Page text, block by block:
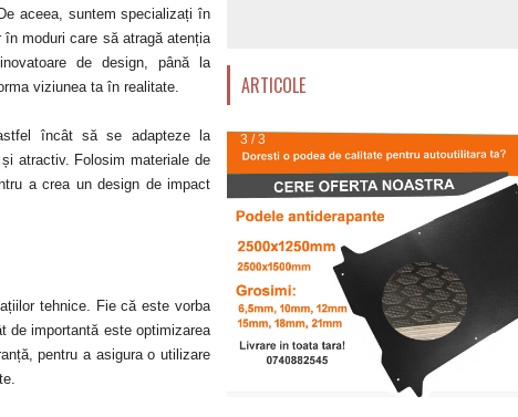
aceea, suntem specializați în
moduri care să atragă atenția
de design, până la
viziunea ta în realitate.
încât să se adapteze la
atractiv. Folosim materiale de
a crea un design de impact
tehnice. Fie că este vorba
de importantă este optimizarea
pentru a asigura o utilizare
ARTICOLE
1 /3